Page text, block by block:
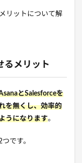
リットについて解
るメリット
とSalesforceを
を無くし、効率的
うになります。
です。